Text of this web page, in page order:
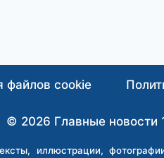
файлов cookie
© 2026 Главные новости
иллюстрации,